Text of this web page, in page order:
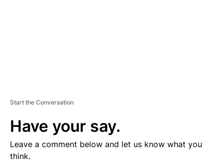
Start the Conversation
Have your say.
Leave a comment below and let us know what you
think.